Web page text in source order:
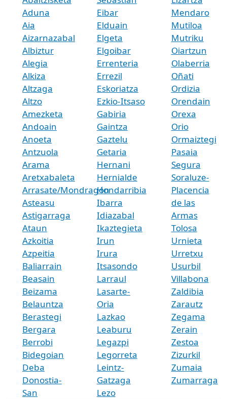
Aduna
Aia
Aizarnazabal
Albiztur
Alegia
Alkiza
Altzaga
Altzo
Amezketa
Andoain
Anoeta
Antzuola
Arama
Aretxabaleta
Arrasate/Mondragón
Asteasu
Astigarraga
Ataun
Azkoitia
Azpeitia
Baliarrain
Beasain
Beizama
Belauntza
Berastegi
Bergara
Berrobi
Bidegoian
Deba
Donostia-
San
Eibar
Elduain
Elgeta
Elgoibar
Errenteria
Errezil
Eskoriatza
Ezkio-Itsaso
Gabiria
Gaintza
Gaztelu
Getaria
Hernani
Hernialde
Hondarribia
Ibarra
Idiazabal
Ikaztegieta
Irun
Irura
Itsasondo
Larraul
Lasarte-
Oria
Lazkao
Leaburu
Legazpi
Legorreta
Leintz-
Gatzaga
Lezo
Mendaro
Mutiloa
Mutriku
Oiartzun
Olaberria
Oñati
Ordizia
Orendain
Orexa
Orio
Ormaiztegi
Pasaia
Segura
Soraluze-
Placencia
de las
Armas
Tolosa
Urnieta
Urretxu
Usurbil
Villabona
Zaldibia
Zarautz
Zegama
Zerain
Zestoa
Zizurkil
Zumaia
Zumarraga